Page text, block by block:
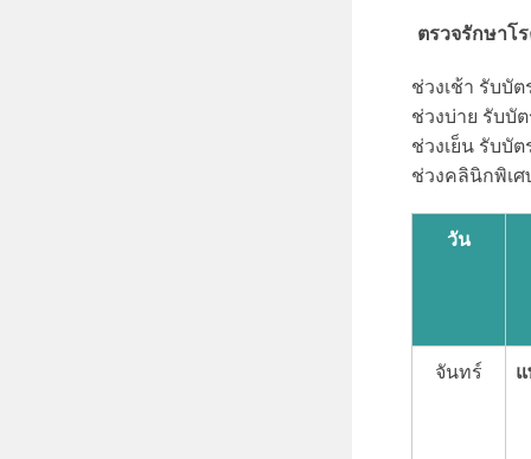
ตรวจรักษาโ
ช่วงเช้า รับบัต
ช่วงบ่าย รับบัต
ช่วงเย็น รับบัต
ช่วงคลินิกพิเศ
วัน
จันทร์